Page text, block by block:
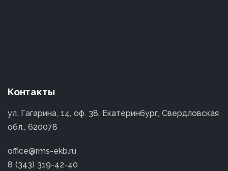
Контакты
ул. Гагарина, 14, оф. 38, Екатеринбург, Свердловская
обл., 620078
office@rms-ekb.ru
8 (343) 319-42-40